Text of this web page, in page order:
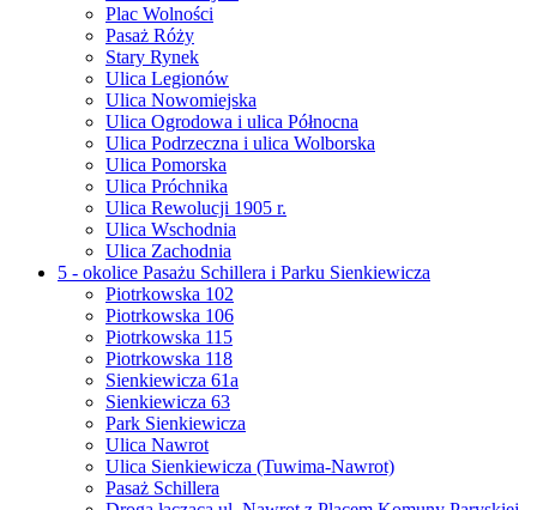
Plac Wolności
Pasaż Róży
Stary Rynek
Ulica Legionów
Ulica Nowomiejska
Ulica Ogrodowa i ulica Północna
Ulica Podrzeczna i ulica Wolborska
Ulica Pomorska
Ulica Próchnika
Ulica Rewolucji 1905 r.
Ulica Wschodnia
Ulica Zachodnia
5 - okolice Pasażu Schillera i Parku Sienkiewicza
Piotrkowska 102
Piotrkowska 106
Piotrkowska 115
Piotrkowska 118
Sienkiewicza 61a
Sienkiewicza 63
Park Sienkiewicza
Ulica Nawrot
Ulica Sienkiewicza (Tuwima-Nawrot)
Pasaż Schillera